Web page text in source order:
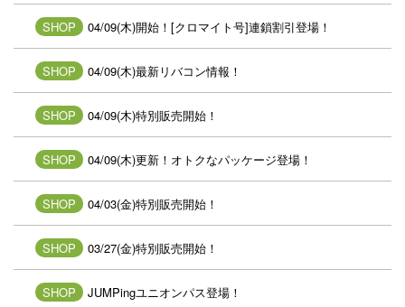
SHOP 04/09(木)開始！[クロマイト号]連鎖割引登場！
SHOP 04/09(木)最新リバコン情報！
SHOP 04/09(木)特別販売開始！
SHOP 04/09(木)更新！オトクなパッケージ登場！
SHOP 04/03(金)特別販売開始！
SHOP 03/27(金)特別販売開始！
SHOP JUMPingユニオンパス登場！